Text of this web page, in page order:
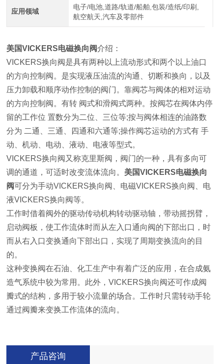
应用领域
电子/电池,道路/轨道/船舶,包装/造纸/印刷,
航空航天,汽车及零部件
美国VICKERS电磁换向阀介绍：
VICKERS换向阀是具有两种以上流动形式和两个以上油口
的方向控制阀。是实现液压油流的沟通、切断和换向，以及
压力卸载和顺序动作控制的阀门。靠阀芯与阀体的相对运动
的方向控制阀。有转 阀式和滑阀式两种。按阀芯在阀体内停
留的工作位 置数分为二位、三位等;按与阀体相连的油路数
分为 二通、三通、四通和六通等;操作阀芯运动的方式有 手
动、机动、电动、液动、电液等型式。
VICKERS换向阀又称克里斯阀，阀门的一种，具有多向可
调的通道，可适时改变流体流向。 美国VICKERS电磁换向
阀可分为手动VICKERS换向阀、电磁VICKERS换向阀、电
液VICKERS换向阀等。
工作时借着阀外的驱动传动机构转动驱动轴，带动摇拐臂，
启动阀板，使工作流体时而从左入口通向阀的下部出口，时
而从右入口变换通向下部出口，实现了周期变换流向的目
的。
这种变换阀在石油、化工生产中有着广泛的应用，在合成氨
造气系统中较为常用。此外，VICKERS换向阀还可作成阀
瓣式的结构，多用于较小流量的场合。工作时只需转动手轮
通过阀瓣来变换工作流体的流向。
产品咨询